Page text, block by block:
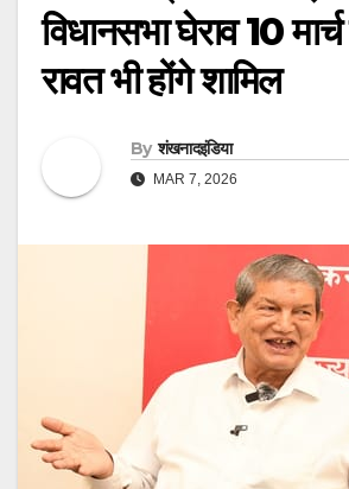
विधानसभा घेराव 10
रावत भी होंगे शामिल
By शंखनादइंडिया
MAR 7, 2026